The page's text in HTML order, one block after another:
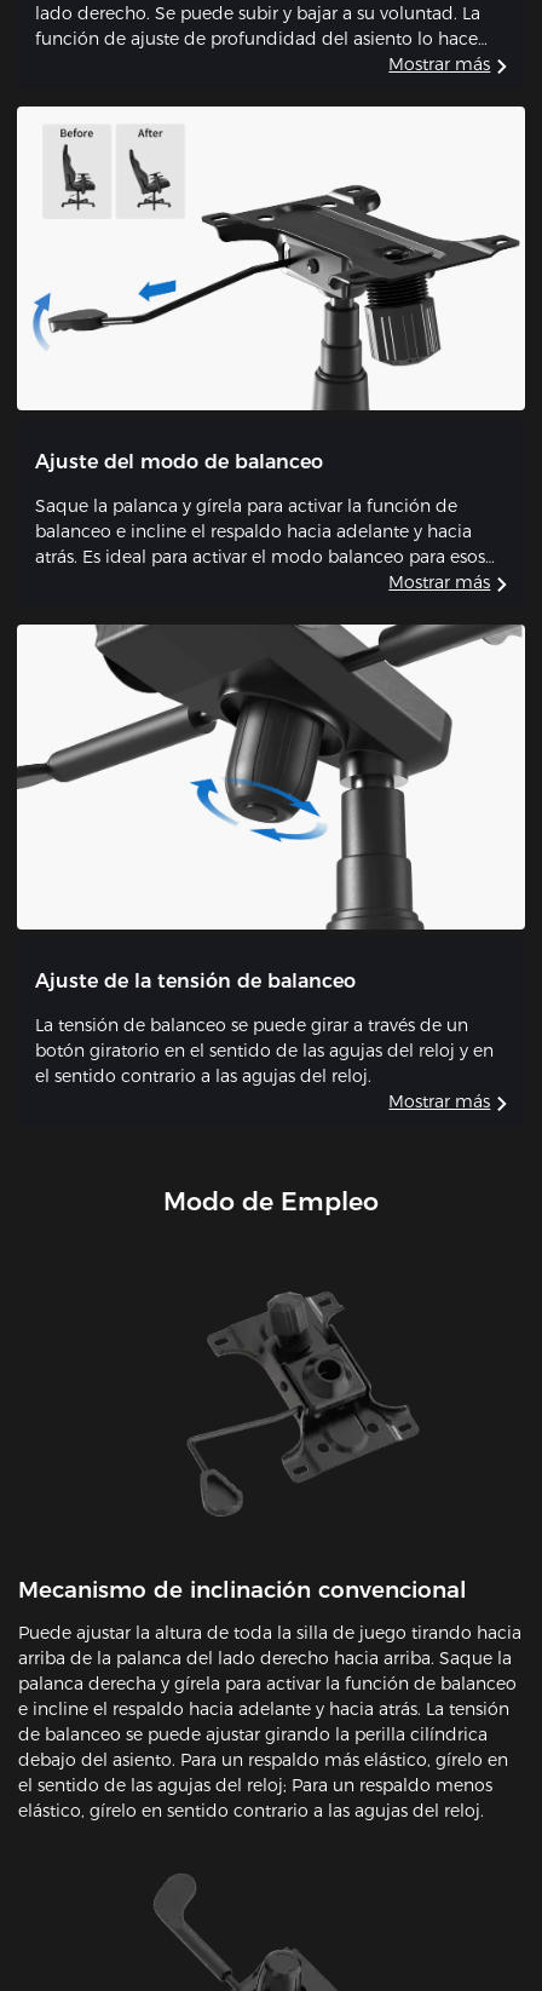
lado derecho. Se puede subir y bajar a su voluntad. La
función de ajuste de profundidad del asiento lo hace
adecuado para usuarios con diferentes alturas.Mostrar más
Ajuste del modo de balanceo
Saque la palanca y gírela para activar la función de
balanceo e incline el respaldo hacia adelante y hacia
atrás. Es ideal para activar el modo balanceo para esos
momentos en los que quieres relajarte, ver la televisión o
Mostrar más
Ajuste de la tensión de balanceo
La tensión de balanceo se puede girar a través de un
botón giratorio en el sentido de las agujas del reloj y en
el sentido contrario a las agujas del reloj.
Mostrar más
Modo de Empleo
Mecanismo de inclinación convencional
Puede ajustar la altura de toda la silla de juego tirando hacia
arriba de la palanca del lado derecho hacia arriba. Saque la
palanca derecha y gírela para activar la función de balanceo
e incline el respaldo hacia adelante y hacia atrás. La tensión
de balanceo se puede ajustar girando la perilla cilíndrica
debajo del asiento. Para un respaldo más elástico, gírelo en
el sentido de las agujas del reloj; Para un respaldo menos
elástico, gírelo en sentido contrario a las agujas del reloj.